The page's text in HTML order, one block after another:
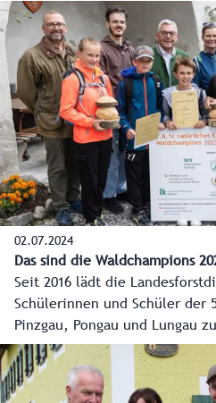
Schülerheim Europas. Bereits
Schülerinnen und Schüler ihre
beziehen.
02.07.2024
Das sind die Waldchampions
Seit 2016 lädt die
Schülerinnen und Schüler der
Pinzgau, Pongau und Lungau
in der Natur, zwischen
sie von Forstleuten und
spielerisch vermittelt. Je